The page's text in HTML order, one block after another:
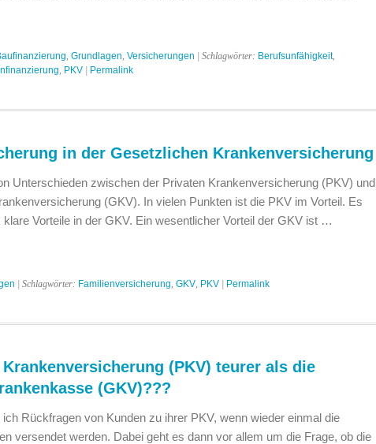
, Grundlagen, Versicherungen | Schlagwörter: Berufsunfähigkeit,
, PKV| Permalink
in der Gesetzlichen Krankenversicherung
Unterschieden zwischen der Privaten Krankenversicherung (PKV) und
(GKV). In vielen Punkten ist die PKV im Vorteil. Es
klare Vorteile in der GKV. Ein wesentlicher Vorteil der GKV ist …
| Schlagwörter: Familienversicherung, GKV, PKV| Permalink
(PKV) teurer als die
(GKV)???
Rückfragen von Kunden zu ihrer PKV, wenn wieder einmal die
versendet werden. Dabei geht es dann vor allem um die Frage, ob die